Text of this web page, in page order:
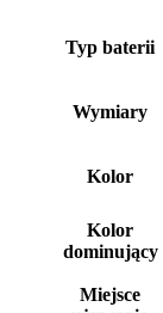
Typ baterii
Wymiary
Kolor
Kolor
dominujący
Miejsce